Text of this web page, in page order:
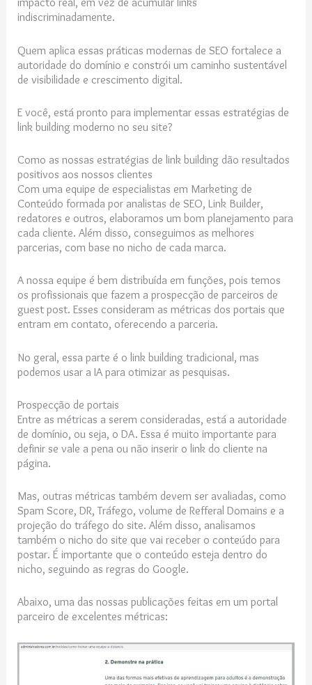
indiscriminadamente.
Quem aplica essas práticas modernas de SEO fortalece a
autoridade do domínio e constrói um caminho sustentável
de visibilidade e crescimento digital.
E você, está pronto para implementar essas estratégias de
link building moderno no seu site?
Como as nossas estratégias de link building dão resultados
positivos aos nossos clientes
Com uma equipe de especialistas em Marketing de
Conteúdo formada por analistas de SEO, Link Builder,
redatores e outros, elaboramos um bom planejamento para
cada cliente. Além disso, conseguimos as melhores
parcerias, com base no nicho de cada marca.
A nossa equipe é bem distribuída em funções, pois temos
os profissionais que fazem a prospecção de parceiros de
guest post. Esses consideram as métricas dos portais que
entram em contato, oferecendo a parceria.
No geral, essa parte é o link building tradicional, mas
podemos usar a IA para otimizar as pesquisas.
Prospecção de portais
Entre as métricas a serem consideradas, está a autoridade
de domínio, ou seja, o DA. Essa é muito importante para
definir se vale a pena ou não inserir o link do cliente na
página.
Mas, outras métricas também devem ser avaliadas, como
Spam Score, DR, Tráfego, volume de Refferal Domains e a
projeção do tráfego do site. Além disso, analisamos
também o nicho do site que vai receber o conteúdo para
postar. É importante que o conteúdo esteja dentro do
nicho, seguindo as regras do Google.
Abaixo, uma das nossas publicações feitas em um portal
parceiro de excelentes métricas: